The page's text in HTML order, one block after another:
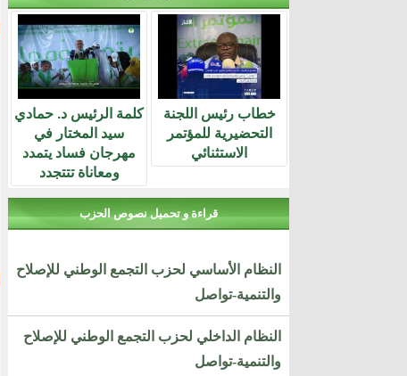
خطاب رئيس اللجنة
التحضيرية للمؤتمر
الاستثنائي
كلمة الرئيس د. حمادي
سيد المختار في
مهرجان فساد يتمدد
ومعاناة تتتجدد
قراءة و تحميل نصوص الحزب
النظام الأساسي لحزب التجمع الوطني للإصلاح
والتنمية-تواصل
النظام الداخلي لحزب التجمع الوطني للإصلاح
والتنمية-تواصل